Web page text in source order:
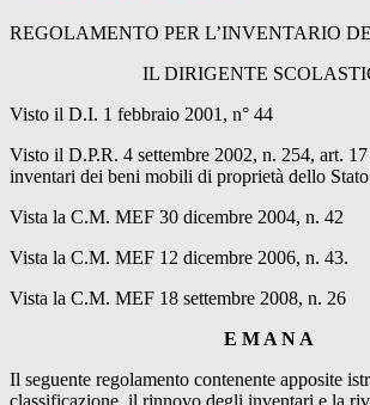
REGOLAMENTO PER L’INVENTARIO
IL DIRIGENTE
Visto il D.I. 1 febbraio 2001, n° 44
Visto il D.P.R. 4 settembre 2002, n. 254, art.
inventari dei beni mobili di proprietà dello
Vista la C.M. MEF 30 dicembre 2004, n. 42
Vista la C.M. MEF 12 dicembre 2006, n. 43.
Vista la C.M. MEF 18 settembre 2008, n. 26
E M A N A
Il seguente regolamento contenente apposite